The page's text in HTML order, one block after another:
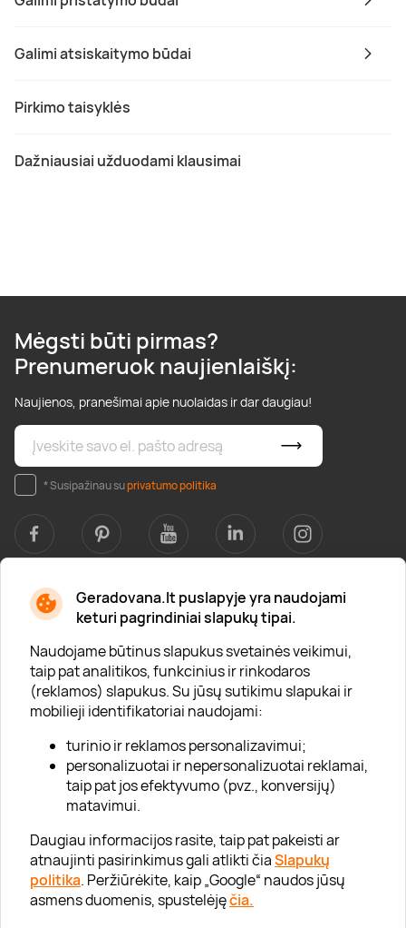
Geradovana.lt puslapyje yra naudojami
keturi pagrindiniai slapukų tipai.
Naudojame būtinus slapukus svetainės veikimui,
taip pat analitikos, funkcinius ir rinkodaros
(reklamos) slapukus. Su jūsų sutikimu slapukai ir
mobilieji identifikatoriai naudojami:
turinio ir reklamos personalizavimui;
personalizuotai ir nepersonalizuotai reklamai,
taip pat jos efektyvumo (pvz., konversijų)
matavimui.
Daugiau informacijos rasite, taip pat pakeisti ar
atnaujinti pasirinkimus gali atlikti čiaSlapukų
politika. Peržiūrėkite, kaip „Google“ naudos jūsų
asmens duomenis, spustelėjęčia.
Galimi atsiskaitymo būdai
Pirkimo taisyklės
Dažniausiai užduodami klausimai
Mėgsti būti pirmas?
Prenumeruok naujienlaiškį:
Naujienos, pranešimai apie nuolaidas ir dar daugiau!
* Susipažinau suprivatumo politika
Apie mus
Apie „Gera Dovana“
Lojalumo klubas
Karjera
Visi partneriai
Kontaktai
Tinklaraštis
Informacija